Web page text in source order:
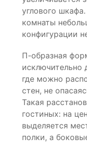
углового
комнаты
конфигурации
П-образная
исключительно
где можно
стен, не
Такая
гостиных: на
выделяется
полки, а